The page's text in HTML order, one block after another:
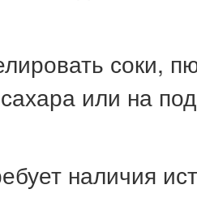
соки,
или на
наличия